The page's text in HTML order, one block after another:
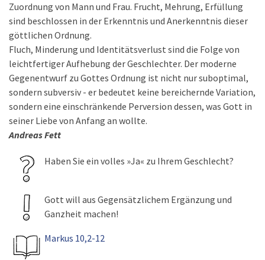
Zuordnung von Mann und Frau. Frucht, Mehrung, Erfüllung
sind beschlossen in der Erkenntnis und Anerkenntnis dieser
göttlichen Ordnung.
Fluch, Minderung und Identitätsverlust sind die Folge von
leichtfertiger Aufhebung der Geschlechter. Der moderne
Gegenentwurf zu Gottes Ordnung ist nicht nur suboptimal,
sondern subversiv - er bedeutet keine bereichernde Variation,
sondern eine einschränkende Perversion dessen, was Gott in
seiner Liebe von Anfang an wollte.
Andreas Fett
Haben Sie ein volles »Ja« zu Ihrem Geschlecht?
Gott will aus Gegensätzlichem Ergänzung und
Ganzheit machen!
Markus 10,2-12